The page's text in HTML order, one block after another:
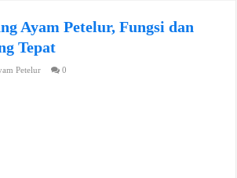
Ayam Petelur, Fungsi dan
Tepat
Petelur 0